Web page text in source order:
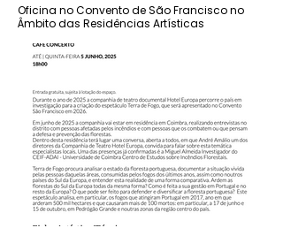
Oficina no Convento de São Francisco no
Âmbito das Residências Artísticas